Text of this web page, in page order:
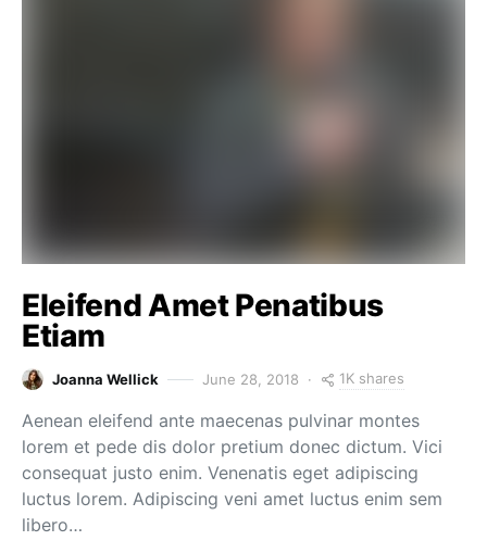
Eleifend Amet Penatibus
Etiam
Joanna Wellick June 28, 2018 1K shares
Aenean eleifend ante maecenas pulvinar montes
lorem et pede dis dolor pretium donec dictum. Vici
consequat justo enim. Venenatis eget adipiscing
luctus lorem. Adipiscing veni amet luctus enim sem
libero…